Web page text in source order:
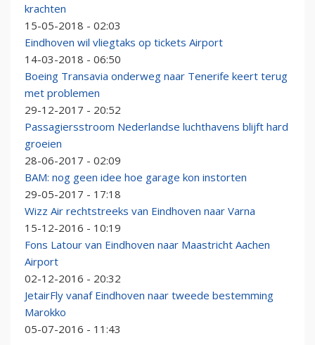
krachten
15-05-2018 - 02:03
Eindhoven wil vliegtaks op tickets Airport
14-03-2018 - 06:50
Boeing Transavia onderweg naar Tenerife keert terug
met problemen
29-12-2017 - 20:52
Passagiersstroom Nederlandse luchthavens blijft hard
groeien
28-06-2017 - 02:09
BAM: nog geen idee hoe garage kon instorten
29-05-2017 - 17:18
Wizz Air rechtstreeks van Eindhoven naar Varna
15-12-2016 - 10:19
Fons Latour van Eindhoven naar Maastricht Aachen
Airport
02-12-2016 - 20:32
JetairFly vanaf Eindhoven naar tweede bestemming
Marokko
05-07-2016 - 11:43